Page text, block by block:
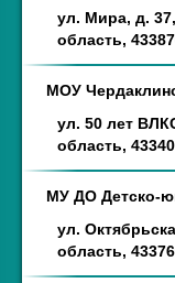
ул. Мира, д.
область,
МОУ
ул. 50 лет
область,
МУ ДО Детско-
ул.
область,